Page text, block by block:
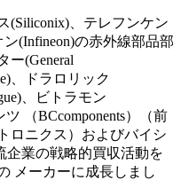
(Siliconix)、テレフンケン
(Infineon)の赤外線部品部
ー(General
、ドラロリック
、ビトラモン
（BCcomponents）（前
ロニクス）およびバイシ
企業の戦略的買収活動を
メーカーに成長しまし